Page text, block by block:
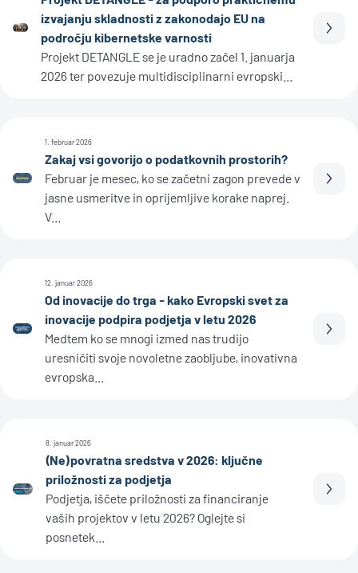
izvajanju skladnosti z zakonodajo EU na
področju kibernetske varnosti
Projekt DETANGLE se je uradno začel 1. januarja
2026 ter povezuje multidisciplinarni evropski...
1. februar 2026
Zakaj vsi govorijo o podatkovnih prostorih?
Februar je mesec, ko se začetni zagon prevede v
jasne usmeritve in oprijemljive korake naprej.
V...
12. januar 2026
Od inovacije do trga - kako Evropski svet za
inovacije podpira podjetja v letu 2026
Medtem ko se mnogi izmed nas trudijo
uresničiti svoje novoletne zaobljube, inovativna
evropska...
8. januar 2026
(Ne)povratna sredstva v 2026: ključne
priložnosti za podjetja
Podjetja, iščete priložnosti za financiranje
vaših projektov v letu 2026? Oglejte si
posnetek...